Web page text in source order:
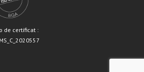
de certificat :